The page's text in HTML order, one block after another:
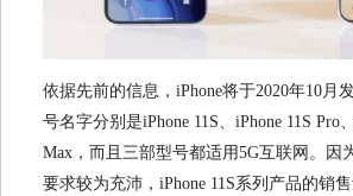
依据先前的信息，iPhone将于2020年10月
号名字分别是iPhone 11S、iPhone 11S Pro
Max，而且三部型号都适用5G互联网。因
要求较为充沛，iPhone 11S系列产品的销